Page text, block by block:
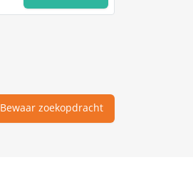
Bewaar zoekopdracht